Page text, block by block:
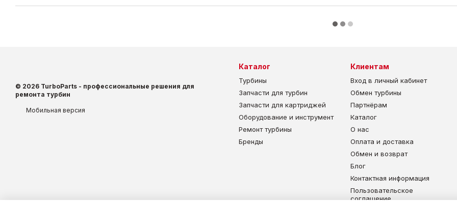
© 2026 TurboParts - профессиональные решения для
ремонта турбин
Мобильная версия
Каталог
Турбины
Запчасти для турбин
Запчасти для картриджей
Оборудование и инструмент
Ремонт турбины
Бренды
Клиентам
Вход в личный кабинет
Обмен турбины
Партнёрам
Каталог
О нас
Оплата и доставка
Обмен и возврат
Блог
Контактная информация
Пользовательское
соглашение